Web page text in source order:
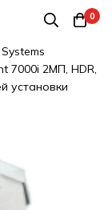
0
7000i 2МП, HDR,
установки